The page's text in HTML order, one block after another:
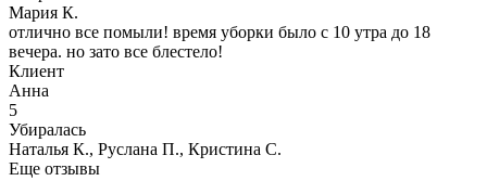
Мария К.
отлично все помыли! время уборки было с 10 утра до 18
вечера. но зато все блестело!
Клиент
Анна
5
Убиралась
Наталья К., Руслана П., Кристина С.
Еще отзывы